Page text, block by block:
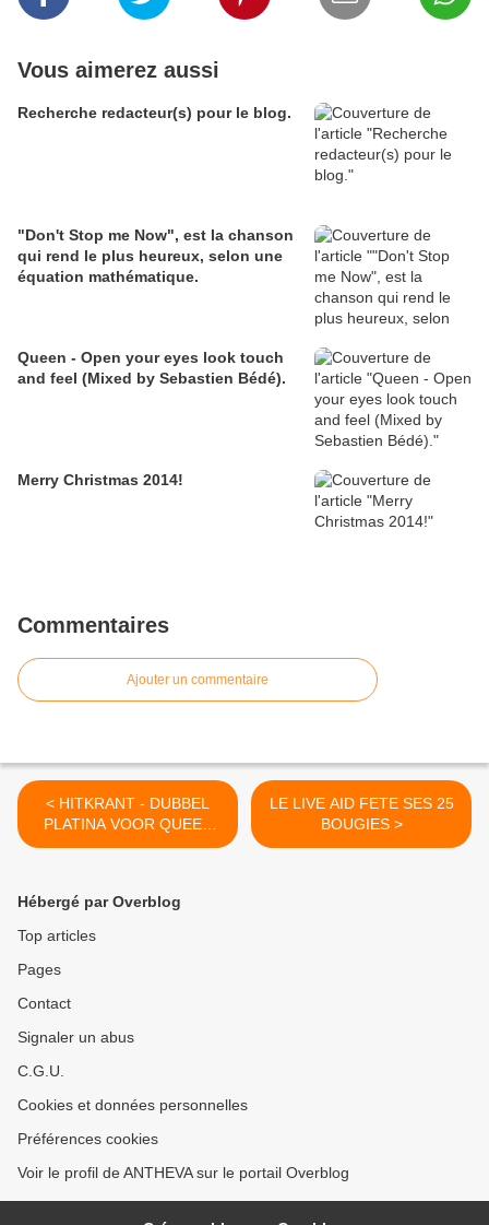
Vous aimerez aussi
Recherche redacteur(s) pour le blog.
"Don't Stop me Now", est la chanson
qui rend le plus heureux, selon une
équation mathématique.
Queen - Open your eyes look touch
and feel (Mixed by Sebastien Bédé).
Merry Christmas 2014!
Commentaires
Ajouter un commentaire
< HITKRANT - DUBBEL
PLATINA VOOR QUEEN
(PAYS-BAS - 8 Fevrier
LE LIVE AID FETE SES 25
BOUGIES >
Hébergé par Overblog
Top articles
Pages
Contact
Signaler un abus
C.G.U.
Cookies et données personnelles
Préférences cookies
Voir le profil de ANTHEVA sur le portail Overblog